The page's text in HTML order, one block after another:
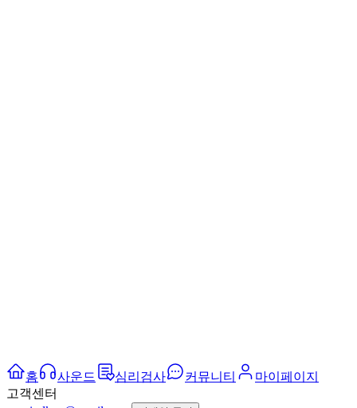
홈 사운드 심리검사 커뮤니티
마이페이지
고객센터